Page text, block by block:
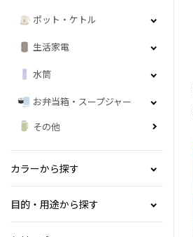
ポット・ケトル
生活家電
水筒
お弁当箱・スープジャー
その他
カラーから探す
目的・用途から探す